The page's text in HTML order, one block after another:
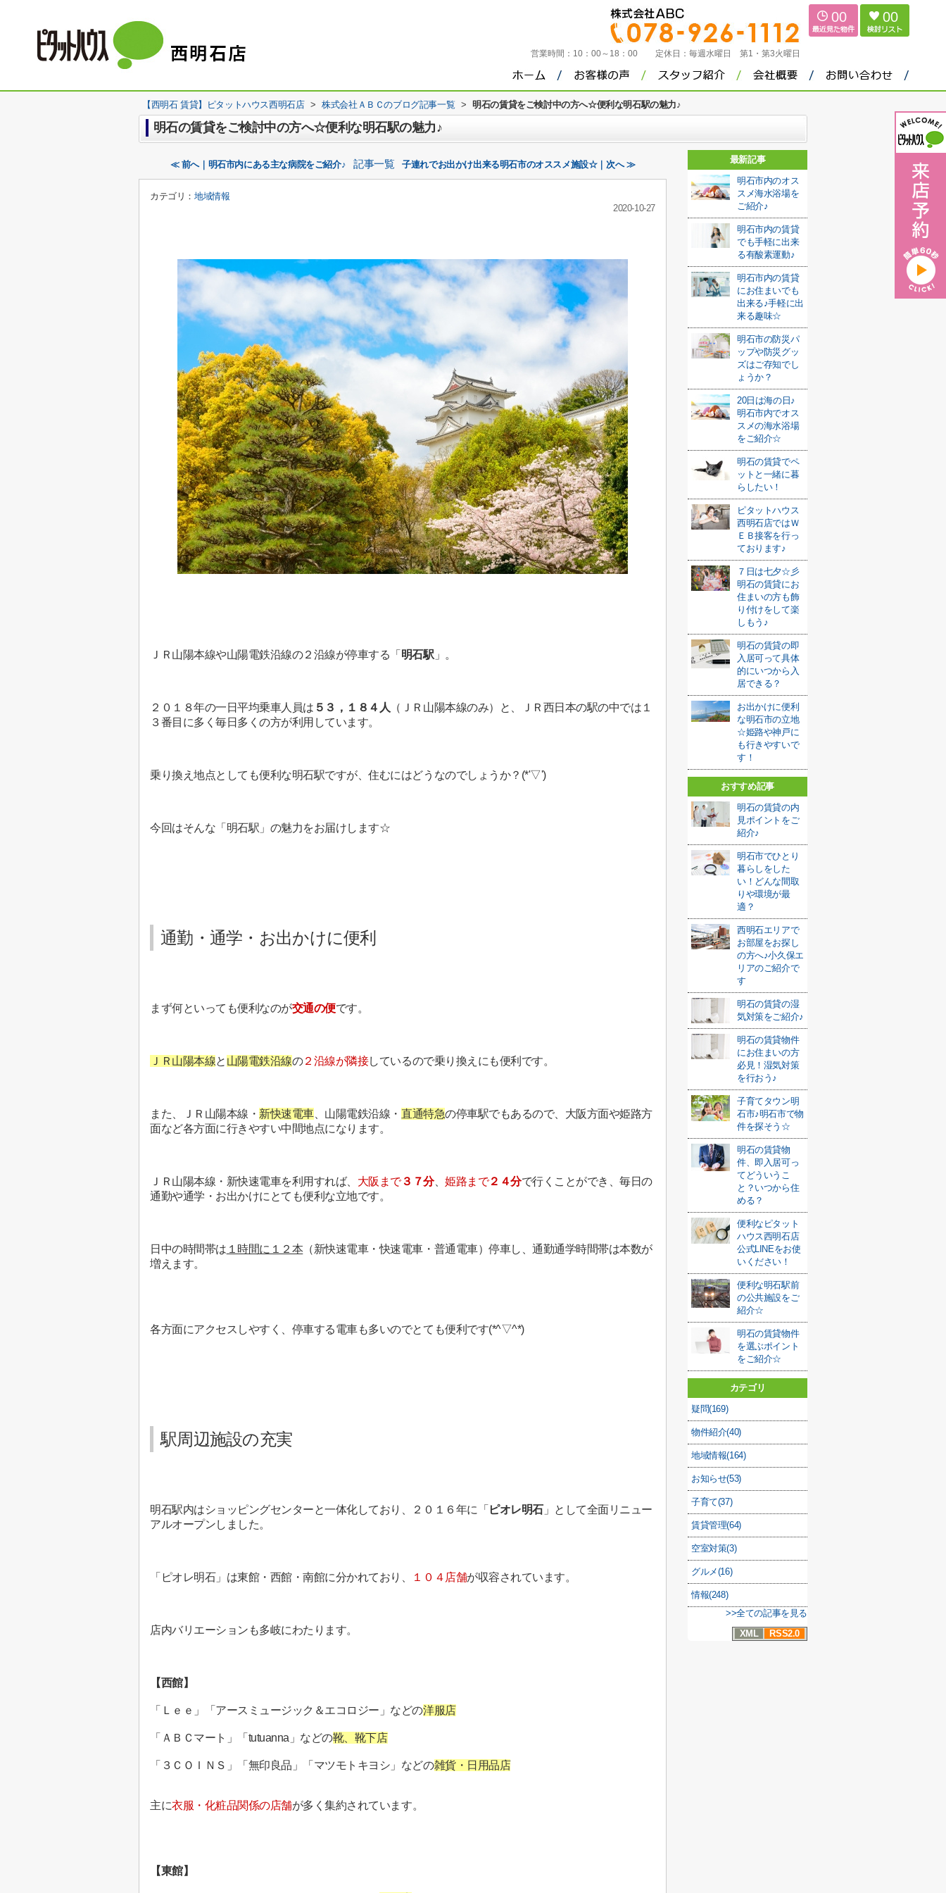
営業時間： 10：00～18：00 定休日： 毎週水曜日 第1・第3火曜日
00 00
【西明石 賃貸】ピタットハウス西明石店 > 株式会社ＡＢＣのブログ記事一覧 > 明石の賃貸をご検討中の方へ☆便利な明石駅の魅力♪
明石の賃貸をご検討中の方へ☆便利な明石駅の魅力♪
≪ 前へ｜明石市内にある主な病院をご紹介♪ 記事一覧 子連れでお出かけ出来る明石市のオススメ施設☆｜次へ ≫
カテゴリ：地域情報
2020-10-27
ＪＲ山陽本線や山陽電鉄沿線の２沿線が停車する「 明石駅 」。
２０１８年の一日平均乗車人員は ５３，１８４人 （ＪＲ山陽本線のみ）と、ＪＲ西日本の駅の中では１
３番目に多く毎日多くの方が利用しています。
乗り換え地点としても便利な明石駅ですが、住むにはどうなのでしょうか？(*'▽')
今回はそんな「明石駅」の魅力をお届けします☆
通勤・通学・お出かけに便利
まず何といっても便利なのが交通の便です。
ＪＲ山陽本線と 山陽電鉄沿線の ２沿線が隣接しているので乗り換えにも便利です。
また、ＪＲ山陽本線・ 新快速電車、山陽電鉄沿線・ 直通特急の停車駅でもあるので、大阪方面や姫路方
面など各方面に行きやすい中間地点になります。
ＪＲ山陽本線・新快速電車を利用すれば、 大阪まで３７分、姫路まで２４分で行くことができ、毎日の
通勤や通学・お出かけにとても便利な立地です。
日中の時間帯は １時間に１２本 （新快速電車・快速電車・普通電車）停車し、通勤通学時間帯は本数が
増えます。
各方面にアクセスしやすく、停車する電車も多いのでとても便利です(*^▽^*)
駅周辺施設の充実
明石駅内はショッピングセンターと一体化しており、２０１６年に「 ピオレ明石」として全面リニュー
アルオープンしました。
「ピオレ明石」は東館・西館・南館に分かれており、 １０４店舗が収容されています。
店内バリエーションも多岐にわたります。
【西館】
「Ｌｅｅ」「アースミュージック＆エコロジー」などの洋服店
「ＡＢＣマート」「tutuanna」などの靴、靴下店
「３ＣＯＩＮＳ」「無印良品」「マツモトキヨシ」などの雑貨・日用品店
主に衣服・化粧品関係の店舗が多く集約されています。
【東館】
最新記事
明石市内のオス
スメ海水浴場を
ご紹介♪
明石市内の賃貸
でも手軽に出来
る有酸素運動♪
明石市内の賃貸
にお住まいでも
出来る♪手軽に出
来る趣味☆
明石市の防災パ
ップや防災グッ
ズはご存知でし
ょうか？
20日は海の日♪
明石市内でオス
スメの海水浴場
をご紹介☆
明石の賃貸でペ
ットと一緒に暮
らしたい！
ピタットハウス
西明石店ではＷ
ＥＢ接客を行っ
ております♪
７日は七夕☆彡
明石の賃貸にお
住まいの方も飾
り付けをして楽
しもう♪
明石の賃貸の即
入居可って具体
的にいつから入
居できる？
お出かけに便利
な明石市の立地
☆姫路や神戸に
も行きやすいで
す！
おすすめ記事
明石の賃貸の内
見ポイントをご
紹介♪
明石市でひとり
暮らしをした
い！どんな間取
りや環境が最
適？
西明石エリアで
お部屋をお探し
の方へ♪小久保エ
リアのご紹介で
す
明石の賃貸の湿
気対策をご紹介♪
明石の賃貸物件
にお住まいの方
必見！湿気対策
を行おう♪
子育てタウン明
石市♪明石市で物
件を探そう☆
明石の賃貸物
件、即入居可っ
てどういうこ
と？いつから住
める？
便利なピタット
ハウス西明石店
公式LINEをお使
いください！
便利な明石駅前
の公共施設をご
紹介☆
明石の賃貸物件
を選ぶポイント
をご紹介☆
カテゴリ
疑問(169)
物件紹介(40)
地域情報(164)
お知らせ(53)
子育て(37)
賃貸管理(64)
空室対策(3)
グルメ(16)
情報(248)
>>全ての記事を見る
XML
RSS2.0